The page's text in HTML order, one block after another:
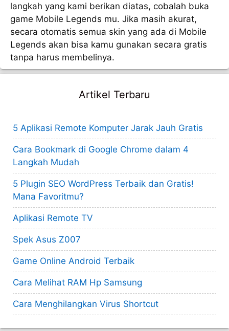
langkah yang kami berikan diatas, cobalah buka
game Mobile Legends mu. Jika masih akurat,
secara otomatis semua skin yang ada di Mobile
Legends akan bisa kamu gunakan secara gratis
tanpa harus membelinya.
Artikel Terbaru
5 Aplikasi Remote Komputer Jarak Jauh Gratis
Cara Bookmark di Google Chrome dalam 4
Langkah Mudah
5 Plugin SEO WordPress Terbaik dan Gratis!
Mana Favoritmu?
Aplikasi Remote TV
Spek Asus Z007
Game Online Android Terbaik
Cara Melihat RAM Hp Samsung
Cara Menghilangkan Virus Shortcut